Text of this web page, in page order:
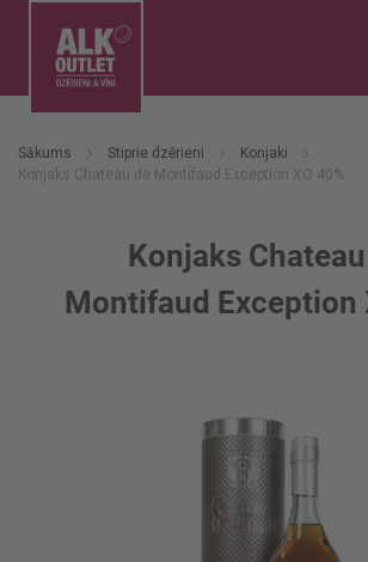
Sākums Stiprie dzērieni
Konjaki
Konjaks Chateau de Montifaud Exception XO 40%
Konjaks
Montifaud Exception